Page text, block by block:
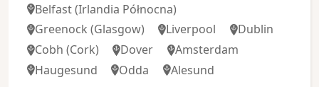
Belfast(Irlandia Północna)
Greenock (Glasgow) Liverpool
Dublin
Cobh (Cork) Dover
Amsterdam
Haugesund
Odda Alesund